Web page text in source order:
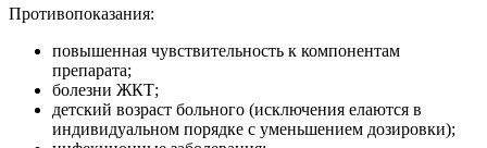
Противопоказания:
повышенная чувствительность к компонентам
препарата;
болезни ЖКТ;
детский возраст больного (исключения елаются в
индивидуальном порядке с уменьшением дозировки);